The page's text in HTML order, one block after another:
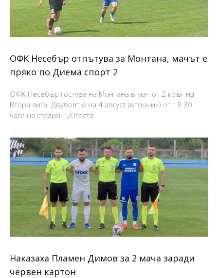
ОФК Несебър отпътува за Монтана, мачът е
пряко по Диема спорт 2
ОФК Несебър гостува на Монтана в мач от 2 кръг на
Втора лига. Двубоят е на 4 август (вторник) от 18:30
часа на стадион „Огоста“
Наказаха Пламен Димов за 2 мача заради
червен картон